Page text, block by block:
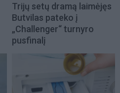
Trijų setų dramą laimėjęs
Butvilas pateko į
„Challenger“ turnyro
pusfinalį